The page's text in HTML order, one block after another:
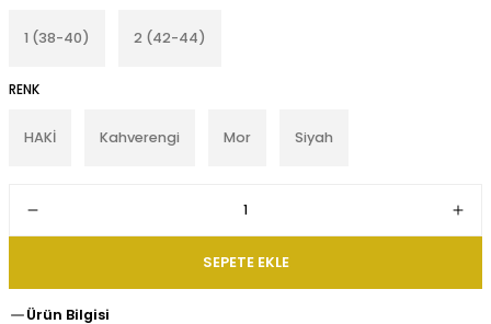
1 (38-40) 2 (42-44)
RENK
HAKİ Kahverengi Mor Siyah
SEPETE EKLE
Ürün Bilgisi